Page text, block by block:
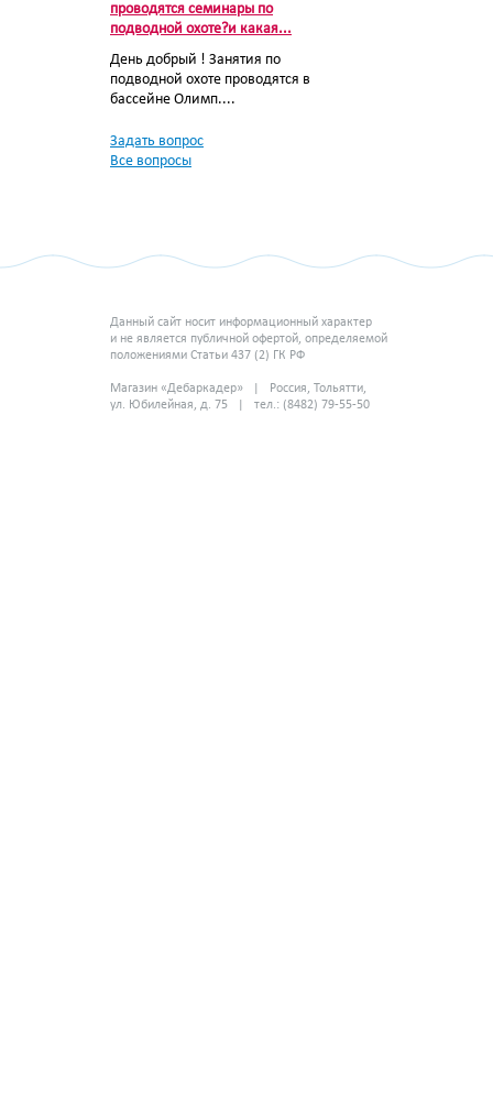
проводятся семинары по
подводной охоте?и какая...
День добрый ! Занятия по
подводной охоте проводятся в
бассейне Олимп....
Задать вопрос
Все вопросы
Данный сайт носит информационный характер
и не является публичной офертой, определяемой
положениями Статьи 437 (2) ГК РФ
Магазин «Дебаркадер» | Россия, Тольятти,
ул. Юбилейная, д. 75 | тел.: (8482) 79-55-50